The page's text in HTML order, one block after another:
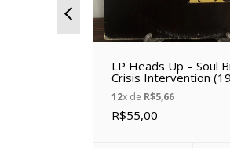
LP Heads Up – Soul
Crisis Intervention
(Vinil usado)
12x de R$5,66
R$55,00